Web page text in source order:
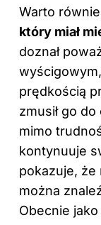
Warto
który miał
doznał
prędkością
zmusił go do
mimo
kontynuuje
pokazuje,
można
Obecnie